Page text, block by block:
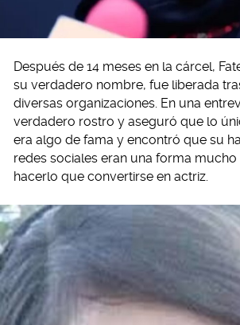
Después de 14 meses en la cárcel,
su verdadero nombre, fue liberada
diversas organizaciones. En una
verdadero rostro y aseguró que lo
era algo de fama y encontró que su
redes sociales eran una forma
hacerlo que convertirse en actriz.